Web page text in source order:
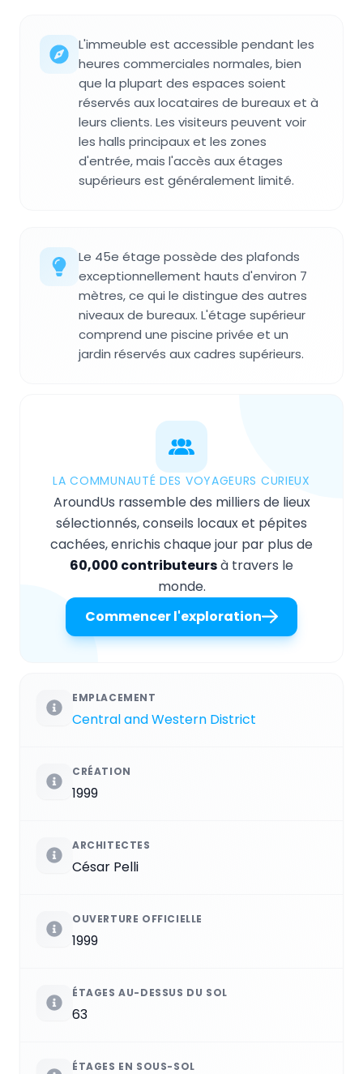
L'immeuble est accessible pendant les
heures commerciales normales, bien
que la plupart des espaces soient
réservés aux locataires de bureaux et à
leurs clients. Les visiteurs peuvent voir
les halls principaux et les zones
d'entrée, mais l'accès aux étages
supérieurs est généralement limité.
Le 45e étage possède des plafonds
exceptionnellement hauts d'environ 7
mètres, ce qui le distingue des autres
niveaux de bureaux. L'étage supérieur
comprend une piscine privée et un
jardin réservés aux cadres supérieurs.
LA COMMUNAUTÉ DES VOYAGEURS CURIEUX
AroundUs rassemble des milliers de lieux
sélectionnés, conseils locaux et pépites
cachées, enrichis chaque jour par plus de
60,000 contributeursà travers le
monde.
Commencer l'exploration
EMPLACEMENT
Central and Western District
CRÉATION
1999
ARCHITECTES
César Pelli
OUVERTURE OFFICIELLE
1999
ÉTAGES AU-DESSUS DU SOL
63
ÉTAGES EN SOUS-SOL